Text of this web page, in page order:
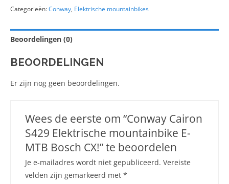
Categorieën:Conway, Elektrische mountainbikes
Beoordelingen (0)
BEOORDELINGEN
Er zijn nog geen beoordelingen.
Wees de eerste om “Conway Cairon
S429 Elektrische mountainbike E-
MTB Bosch CX!” te beoordelen
Je e-mailadres wordt niet gepubliceerd. Vereiste
velden zijn gemarkeerd met*